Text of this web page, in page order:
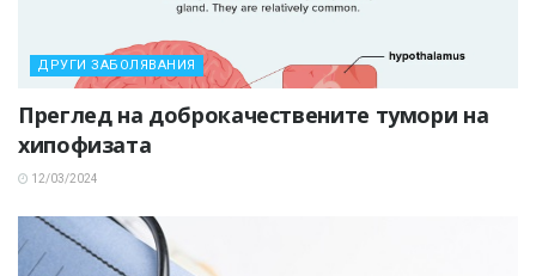
ДРУГИ ЗАБОЛЯВАНИЯ
Преглед на доброкачествените тумори на
хипофизата
12/03/2024